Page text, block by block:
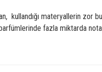
kullandığı materyallerin zor
fazla miktarda nota